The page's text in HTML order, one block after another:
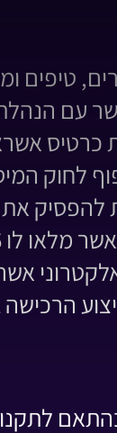
טיפים
עם
כרטיס
לחוק
את